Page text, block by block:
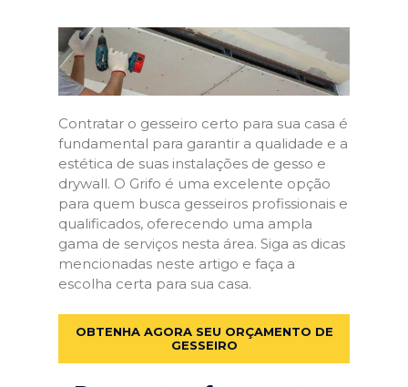
Contratar o gesseiro certo para sua casa é
fundamental para garantir a qualidade e a
estética de suas instalações de gesso e
drywall. O Grifo é uma excelente opção
para quem busca gesseiros profissionais e
qualificados, oferecendo uma ampla
gama de serviços nesta área. Siga as dicas
mencionadas neste artigo e faça a
escolha certa para sua casa.
OBTENHA AGORA SEU ORÇAMENTO DE
GESSEIRO